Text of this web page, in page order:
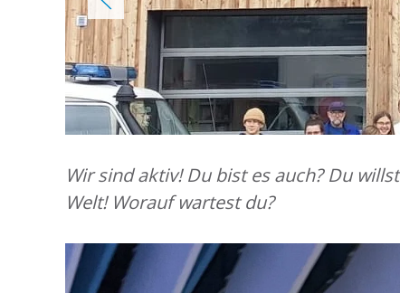
Wir sind aktiv! Du bist es auch? Du
Welt! Worauf wartest du?